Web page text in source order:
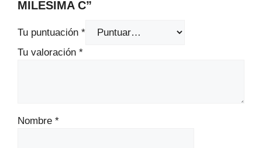
MILESIMA C”
Tu puntuación *
Tu valoración *
Nombre *